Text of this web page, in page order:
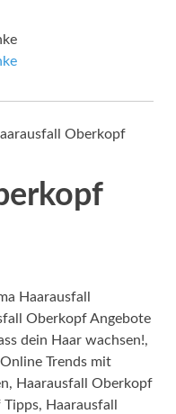
Oberkopf
Haarausfall
Oberkopf Angebote
dein Haar wachsen!,
Trends mit
Haarausfall Oberkopf
Haarausfall